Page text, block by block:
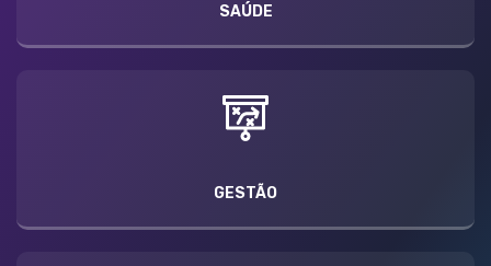
SAÚDE
GESTÃO